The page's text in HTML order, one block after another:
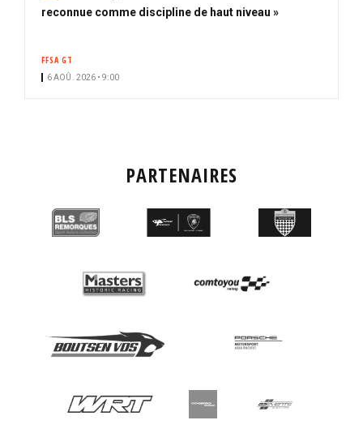
b
reconnue comme discipline de haut niveau »
FFSA GT
6 AOÛ. 2026 • 9:00
PARTENAIRES